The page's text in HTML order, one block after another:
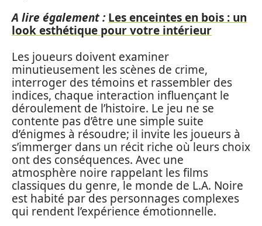
A lire également : Les enceintes en bois : un
look esthétique pour votre intérieur
Les joueurs doivent examiner
minutieusement les scènes de crime,
interroger des témoins et rassembler des
indices, chaque interaction influençant le
déroulement de l’histoire. Le jeu ne se
contente pas d’être une simple suite
d’énigmes à résoudre; il invite les joueurs à
s’immerger dans un récit riche où leurs choix
ont des conséquences. Avec une
atmosphère noire rappelant les films
classiques du genre, le monde de L.A. Noire
est habité par des personnages complexes
qui rendent l’expérience émotionnelle.